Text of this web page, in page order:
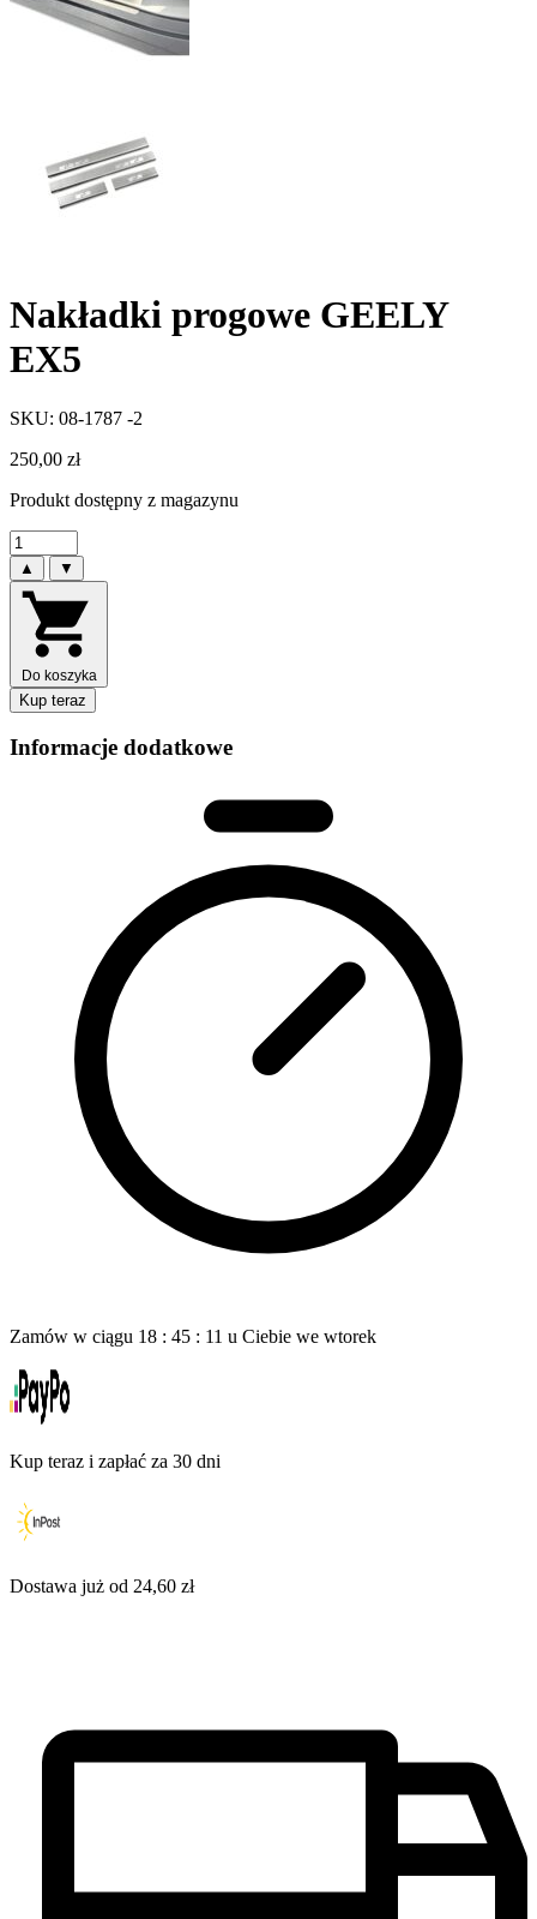
Nakładki progowe GEELY
EX5
SKU: 08-1787 -2
250,00 zł
Produkt dostępny z magazynu
▲ ▼
Do koszyka
Kup teraz
Informacje dodatkowe
Zamów w ciągu 18 : 45 : 10 u Ciebie we wtorek
Kup teraz i zapłać za 30 dni
Dostawa już od 24,60 zł